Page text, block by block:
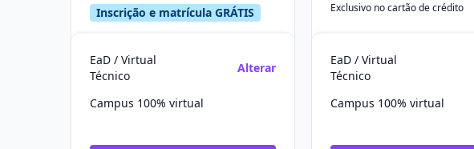
Inscrição e matrícula GRÁTIS
EaD / Virtual
Técnico
Alterar
Campus 100% virtual
Exclusivo no cartão de crédito
EaD / Virtual
Técnico
Campus 100% virtual